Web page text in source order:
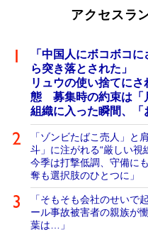
アクセスラ
「中国人にボコボコ
ら突き落とされた」
リュウの使い捨てに
態 募集時の約束は「
組織に入った瞬間、「
「ゾンビたばこ売人」と
斗」に注がれる“厳しい
今季は打撃低調、守備に
奪も選択肢のひとつに」
「そもそも会社のせい
ール事故被害者の親族が
葉は…」